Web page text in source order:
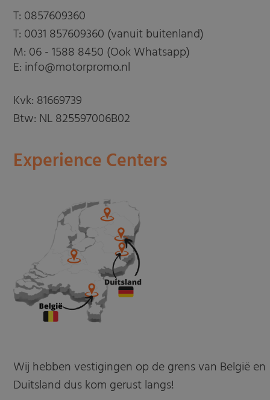
T: 0857609360
T: 0031 857609360 (vanuit buitenland)
M: 06 - 1588 8450 (Ook Whatsapp)
E: info@motorpromo.nl
Kvk: 81669739
Btw: NL 825597006B02
Experience Centers
Wij hebben vestigingen op de grens van België en
Duitsland dus kom gerust langs!